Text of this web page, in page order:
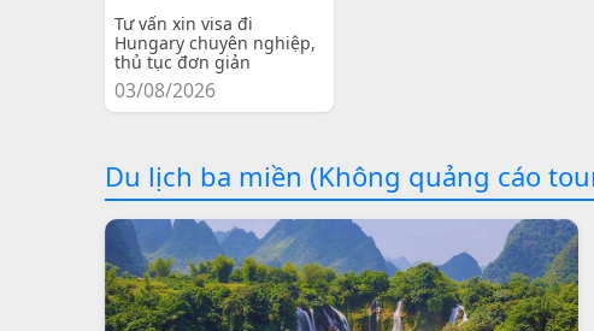
Tư vấn xin visa đi
Hungary chuyên nghiệp,
thủ tục đơn giản
03/08/2026
Du lịch ba miền (Không quảng cáo